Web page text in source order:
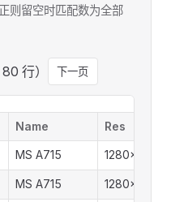
则留空时匹配数为全部
行） 下一页
Name Res
MS A715 1280x1024
MS A715 1280x1024